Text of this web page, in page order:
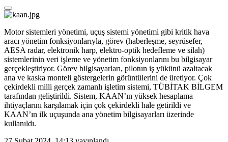
Motor sistemleri yönetimi, uçuş sistemi yönetimi gibi kritik hava
aracı yönetim fonksiyonlarıyla, görev (haberleşme, seyrüsefer,
AESA radar, elektronik harp, elektro-optik hedefleme ve silah)
sistemlerinin veri işleme ve yönetim fonksiyonlarını bu bilgisayar
gerçekleştiriyor. Görev bilgisayarları, pilotun iş yükünü azaltacak
ana ve kaska monteli göstergelerin görüntülerini de üretiyor. Çok
çekirdekli milli gerçek zamanlı işletim sistemi, TÜBİTAK BİLGEM
tarafından geliştirildi. Sistem, KAAN’ın yüksek hesaplama
ihtiyaçlarını karşılamak için çok çekirdekli hale getirildi ve
KAAN’ın ilk uçuşunda ana yönetim bilgisayarları üzerinde
kullanıldı.